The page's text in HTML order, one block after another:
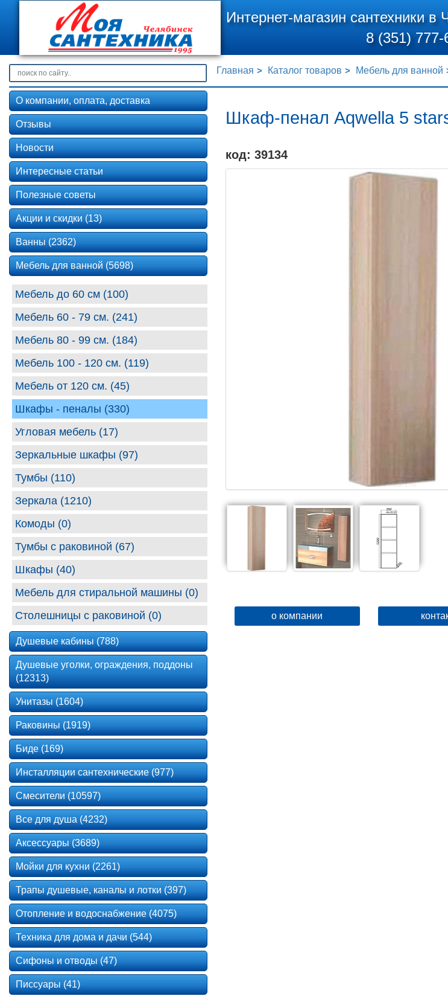
Интернет-магазин сантехники в
8 (351)
Главная Каталог товаров Мебель для ванной
Шкаф-пенал Aqwella 5
код: 39134
о компании
О компании, оплата, доставка
Отзывы
Новости
Интересные статьи
Полезные советы
Акции и скидки (13)
Ванны (2362)
Мебель для ванной (5698)
Мебель до 60 см (100)
Мебель 60 - 79 см. (241)
Мебель 80 - 99 cм. (184)
Мебель 100 - 120 см. (119)
Мебель от 120 см. (45)
Шкафы - пеналы (330)
Угловая мебель (17)
Зеркальные шкафы (97)
Тумбы (110)
Зеркала (1210)
Комоды (0)
Тумбы с раковиной (67)
Шкафы (40)
Мебель для стиральной машины (0)
Столешницы с раковиной (0)
Душевые кабины (788)
Душевые уголки, ограждения, поддоны
(12313)
Унитазы (1604)
Раковины (1919)
Биде (169)
Инсталляции сантехнические (977)
Смесители (10597)
Все для душа (4232)
Аксессуары (3689)
Мойки для кухни (2261)
Трапы душевые, каналы и лотки (397)
Отопление и водоснабжение (4075)
Техника для дома и дачи (544)
Сифоны и отводы (47)
Писсуары (41)